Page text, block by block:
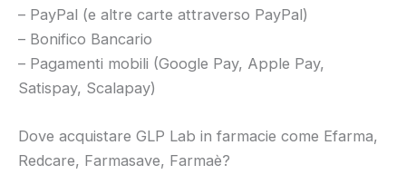
– PayPal (e altre carte attraverso PayPal)
– Bonifico Bancario
– Pagamenti mobili (Google Pay, Apple Pay,
Satispay, Scalapay)
Dove acquistare GLP Lab in farmacie come Efarma,
Redcare, Farmasave, Farmaè?